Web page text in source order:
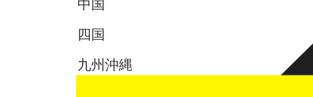
中国
四国
九州沖縄